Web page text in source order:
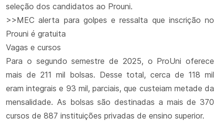
seleção dos candidatos ao Prouni.
>>MEC alerta para golpes e ressalta que inscrição no
Prouni é gratuita
Vagas e cursos
Para o segundo semestre de 2025, o ProUni oferece
mais de 211 mil bolsas. Desse total, cerca de 118 mil
eram integrais e 93 mil, parciais, que custeiam metade da
mensalidade. As bolsas são destinadas a mais de 370
cursos de 887 instituições privadas de ensino superior.